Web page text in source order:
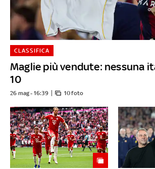
Maglie più vendute: nessuna
10
CLASSIFICA
26 mag - 16:39 10 foto